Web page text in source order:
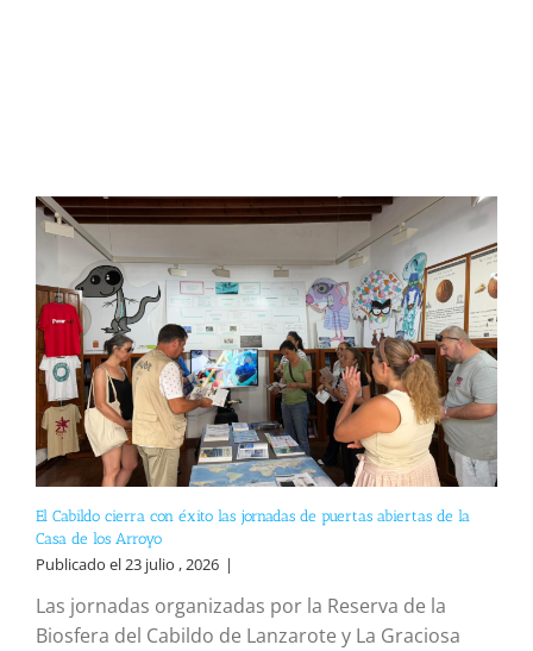
El Cabildo cierra con éxito las jornadas de puertas abiertas de la
Casa de los Arroyo
Publicado el 23 julio , 2026 |
Las jornadas organizadas por la Reserva de la
Biosfera del Cabildo de Lanzarote y La Graciosa